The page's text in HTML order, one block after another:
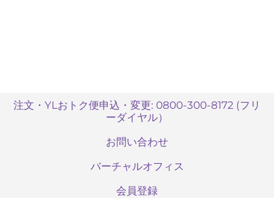
注文・YLおトク便申込・変更: 0800-300-8172 (フリ
ーダイヤル）
お問い合わせ
バーチャルオフィス
会員登録